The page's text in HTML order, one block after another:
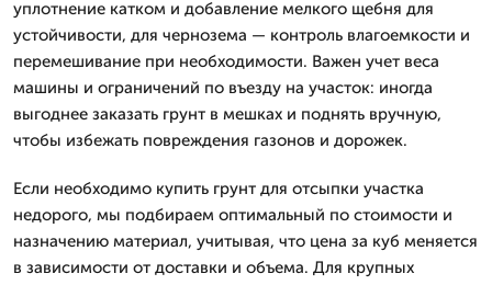
уплотнение катком и добавление мелкого щебня для
устойчивости, для чернозема — контроль влагоемкости и
перемешивание при необходимости. Важен учет веса
машины и ограничений по въезду на участок: иногда
выгоднее заказать грунт в мешках и поднять вручную,
чтобы избежать повреждения газонов и дорожек.
Если необходимо купить грунт для отсыпки участка
недорого, мы подбираем оптимальный по стоимости и
назначению материал, учитывая, что цена за куб меняется
в зависимости от доставки и объема. Для крупных